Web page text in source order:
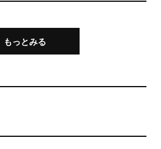
もっとみる